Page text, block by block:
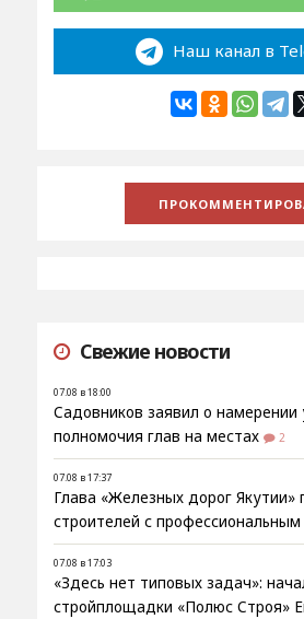
Наш канал в
Свежие новости
07.08 в 18:00
Садовников заявил о намерении
полномочия глав на местах
2
07.08 в 17:37
Глава «Железных дорог Якутии»
строителей с
07.08 в 17:03
«Здесь нет типовых задач»:
стройплощадки «Полюс Строя»